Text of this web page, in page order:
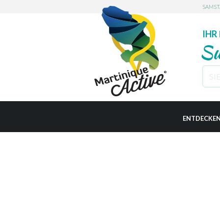
IHR
LES
ENTDECKEN